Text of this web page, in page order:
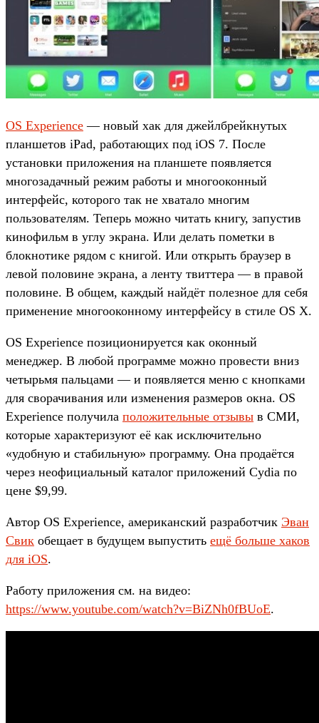
OS Experience — новый хак для джейлбрейкнутых
планшетов iPad, работающих под iOS 7. После
установки приложения на планшете появляется
многозадачный режим работы и многооконный
интерфейс, которого так не хватало многим
пользователям. Теперь можно читать книгу, запустив
кинофильм в углу экрана. Или делать пометки в
блокнотике рядом с книгой. Или открыть браузер в
левой половине экрана, а ленту твиттера — в правой
половине. В общем, каждый найдёт полезное для себя
применение многооконному интерфейсу в стиле OS X.
OS Experience позиционируется как оконный
менеджер. В любой программе можно провести вниз
четырьмя пальцами — и появляется меню с кнопками
для сворачивания или изменения размеров окна. OS
Experience получила положительные отзывы в СМИ,
которые характеризуют её как исключительно
«удобную и стабильную» программу. Она продаётся
через неофициальный каталог приложений Cydia по
цене $9,99.
Автор OS Experience, американский разработчик Эван
Свик обещает в будущем выпустить ещё больше хаков
для iOS.
Работу приложения см. на видео:
https://www.youtube.com/watch?v=BiZNh0fBUoE.